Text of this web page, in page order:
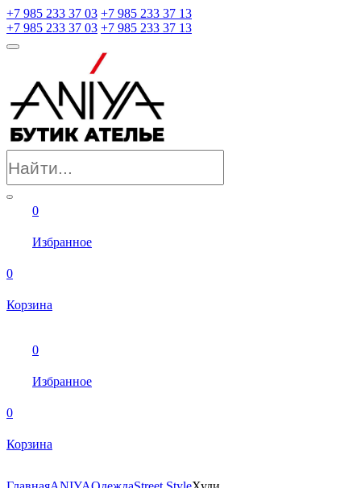
+7 985 233 37 03 +7 985 233 37 13
+7 985 233 37 03 +7 985 233 37 13
0
Избранное
0
Корзина
0
Избранное
0
Корзина